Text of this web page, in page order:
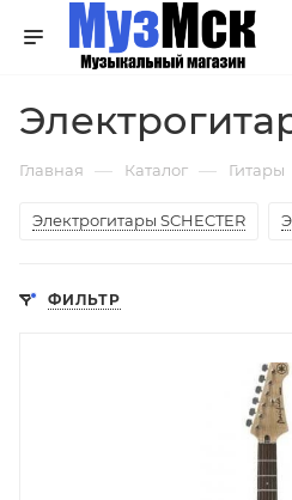
Главная — Каталог — Гитары
Электрогитары SCHECTER
ФИЛЬТР